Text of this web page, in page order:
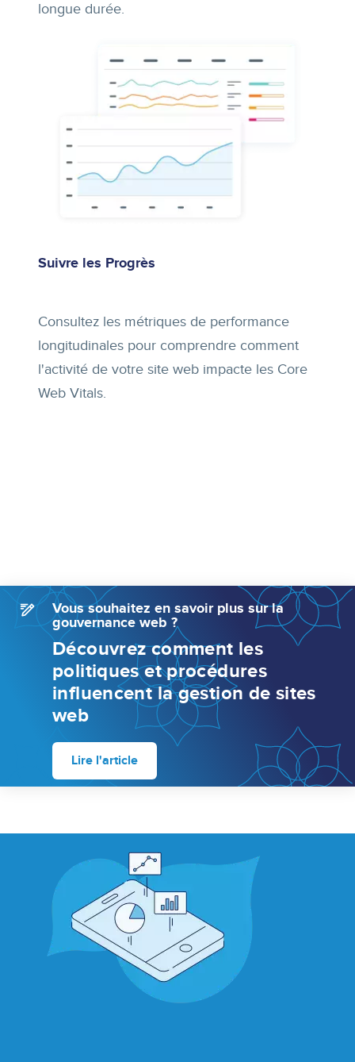
longue durée.
Suivre les Progrès
Consultez les métriques de performance
longitudinales pour comprendre comment
l'activité de votre site web impacte les Core
Web Vitals.
Vous souhaitez en savoir plus sur la
gouvernance web ?
Découvrez comment les
politiques et procédures
influencent la gestion de sites
web
Lire l'article